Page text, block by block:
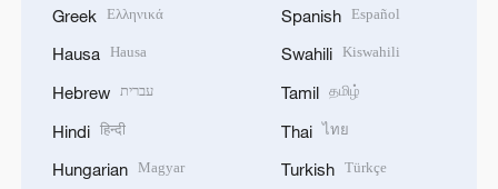
Greek Ελληνικά
Hausa Hausa
Hebrew עברית
Hindi हिन्दी
Hungarian Magyar
Spanish Español
Swahili Kiswahili
Tamil தமிழ்
Thai ไทย
Turkish Türkçe